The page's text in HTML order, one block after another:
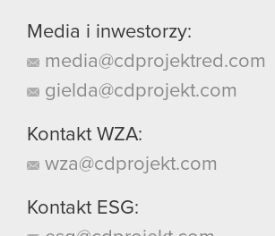
Media i inwestorzy:
media@cdprojektred.com
gielda@cdprojekt.com
Kontakt WZA:
wza@cdprojekt.com
Kontakt ESG: